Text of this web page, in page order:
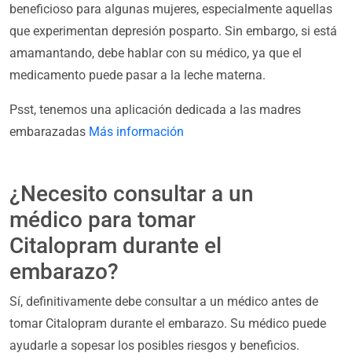
beneficioso para algunas mujeres, especialmente aquellas
que experimentan depresión posparto. Sin embargo, si está
amamantando, debe hablar con su médico, ya que el
medicamento puede pasar a la leche materna.
Psst, tenemos una aplicación dedicada a las madres
embarazadas Más información
¿Necesito consultar a un
médico para tomar
Citalopram durante el
embarazo?
Sí, definitivamente debe consultar a un médico antes de
tomar Citalopram durante el embarazo. Su médico puede
ayudarle a sopesar los posibles riesgos y beneficios.